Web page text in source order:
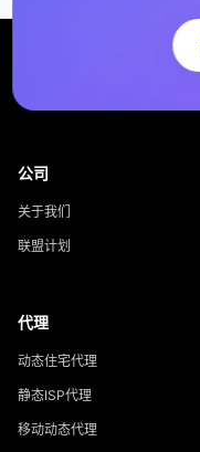
公司
关于我们
联盟计划
代理
动态住宅代理
静态ISP代理
移动动态代理